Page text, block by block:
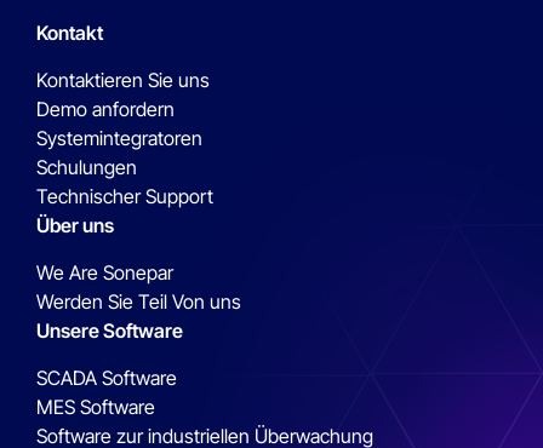
Kontakt
Kontaktieren Sie uns
Demo anfordern
Systemintegratoren
Schulungen
Technischer Support
Über uns
We Are Sonepar
Werden Sie Teil Von uns
Unsere Software
SCADA Software
MES Software
Software zur industriellen Überwachung